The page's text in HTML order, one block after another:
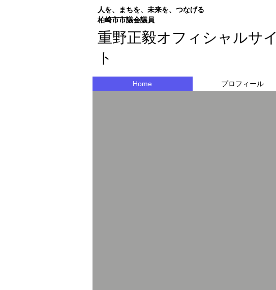
人を、まちを、未来を、つなげる
​柏崎市市議会議員
重野正毅オフィシャルサイ
ト
Home プロフィール